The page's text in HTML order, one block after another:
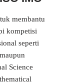
membantu
kompetisi
seperti
Science